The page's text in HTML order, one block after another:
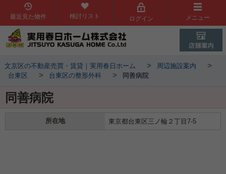
最近見た物件 検討リスト ログイン メニュー
文京区の不動産売買・賃貸｜実用春日ホーム > 周辺施設案内 >
台東区 > 台東区の整形外科 > 同善病院
同善病院
所在地 東京都台東区三ノ輪２丁目7-5